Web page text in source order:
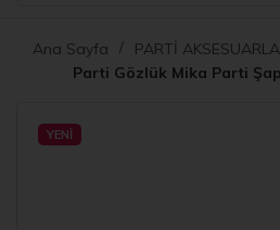
Ana Sayfa PARTİ
Parti Gözlük Mika Parti
YENI